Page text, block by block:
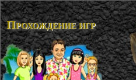
Прохождение игр